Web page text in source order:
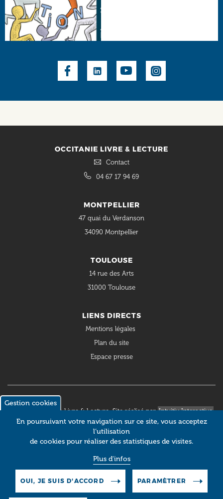
OCCITANIE LIVRE & LECTURE
Contact
04 67 17 94 69
MONTPELLIER
47 quai du Verdanson
34090 Montpellier
TOULOUSE
14 rue des Arts
31000 Toulouse
LIENS DIRECTS
Mentions légales
Plan du site
Espace presse
© 2018 Occitanie Livre & Lecture. Site réalisé parIntuitiv Interactive
Gestion cookies
En poursuivant votre navigation sur ce site, vous acceptez
l’utilisation
de cookies pour réaliser des statistiques de visites.
Plus d'infos
OUI, JE SUIS D'ACCORD PARAMÈTRER